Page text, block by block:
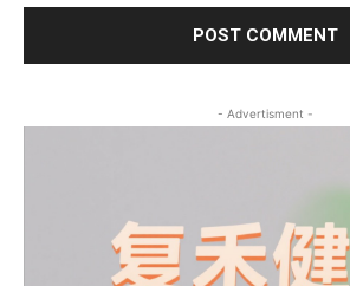
- Advertisment -